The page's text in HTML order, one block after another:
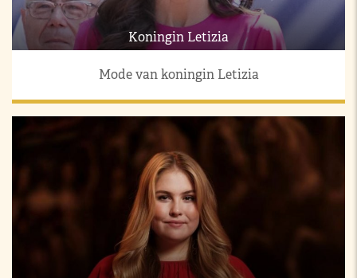
Koningin Letizia
Mode van koningin Letizia